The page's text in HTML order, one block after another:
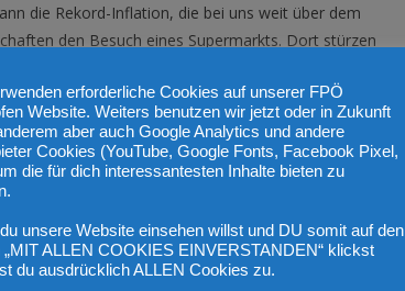
die Rekord-Inflation, die bei uns weit über dem
den Besuch eines Supermarkts. Dort stürzen
bei den Lebensmitteln“, kritisierte
guten Lohnabschlüsse seien keine Leistung
die beiden Politiker dann von Zweit- und
daherreden, dann vergessen sie, dass immer
herauskommen. Die können nicht mehr lange
erforderliche Cookies auf unserer FPÖ
Website. Weiters benutzen wir jetzt oder in Zukunft
aber auch Google Analytics und andere
Cookies (YouTube, Google Fonts, Facebook Pixel,
die für dich interessantesten Inhalte bieten zu
unsere Website einsehen willst und DU somit auf den
„MIT ALLEN COOKIES EINVERSTANDEN“ klickst
du ausdrücklich ALLEN Cookies zu.